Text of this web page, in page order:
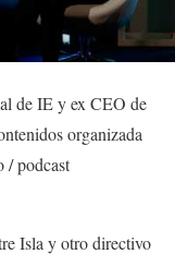
de IE y ex CEO de
organizada
/ podcast
Isla y otro directivo